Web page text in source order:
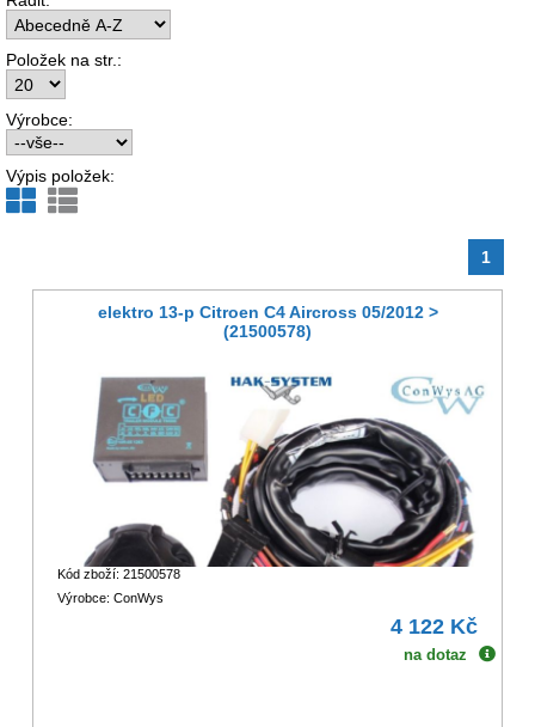
Položek na str.:
Výrobce:
Výpis položek:
1
elektro 13-p Citroen C4 Aircross 05/2012 >
(21500578)
Kód zboží: 21500578
Výrobce: ConWys
4 122 Kč
na dotaz